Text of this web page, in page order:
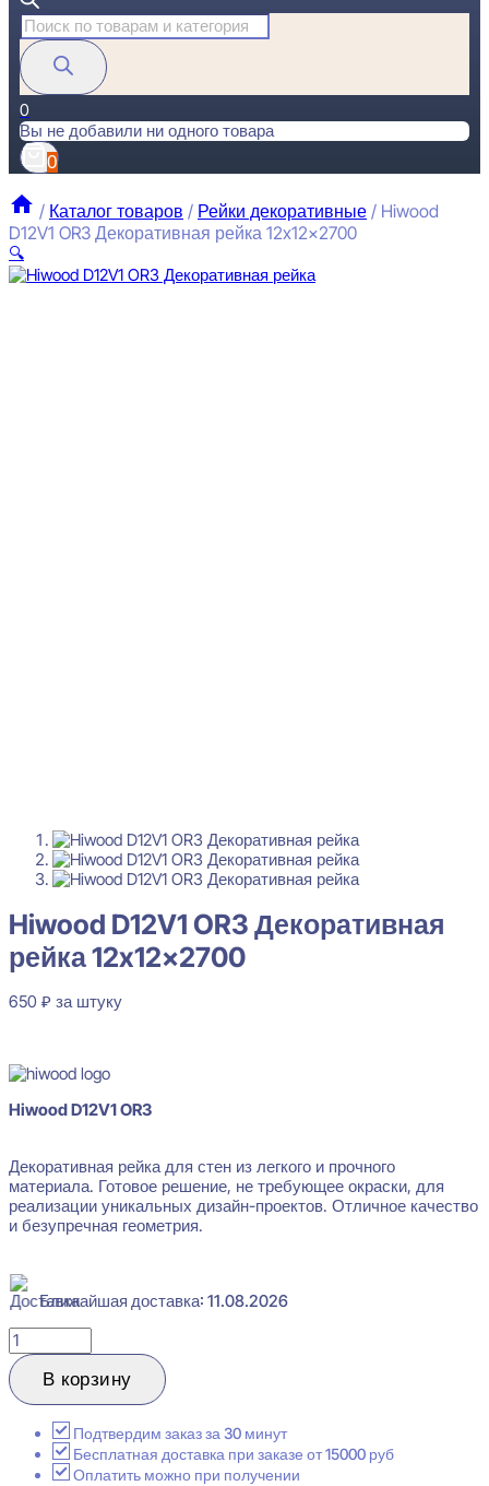
Поиск
товаров
0
Вы не добавили ни одного товара
0
/ Каталог товаров / Рейки декоративные / Hiwood
D12V1 OR3 Декоративная рейка 12x12x2700
🔍
Hiwood D12V1 OR3 Декоративная
рейка 12x12x2700
650 ₽ за штуку
Hiwood D12V1 OR3
Декоративная рейка для стен из легкого и прочного
материала. Готовое решение, не требующее окраски, для
реализации уникальных дизайн-проектов. Отличное качество
и безупречная геометрия.
Ближайшая доставка: 11.08.2026
Количество
товара
Hiwood
D12V1
Декоративная
рейка
12x12x2700
В корзину
Подтвердим заказ за 30 минут
Бесплатная доставка при заказе от 15000 руб
Оплатить можно при получении